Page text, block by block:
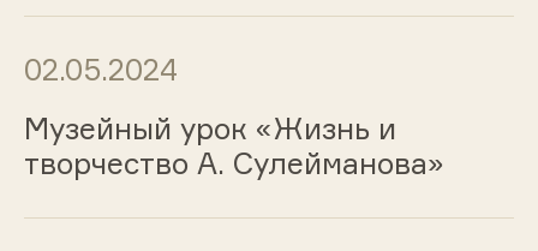
02.05.2024
Музейный урок «Жизнь и
творчество А. Сулейманова»